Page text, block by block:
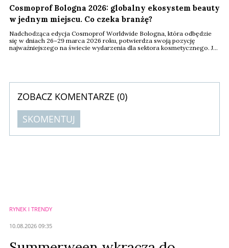
Cosmoprof Bologna 2026: globalny ekosystem beauty
w jednym miejscu. Co czeka branżę?
Nadchodząca edycja Cosmoprof Worldwide Bologna, która odbędzie
się w dniach 26–29 marca 2026 roku, potwierdza swoją pozycję
najważniejszego na świecie wydarzenia dla sektora kosmetycznego. Jak
ZOBACZ KOMENTARZE (0)
SKOMENTUJ
RYNEK I TRENDY
10.08.2026 09:35